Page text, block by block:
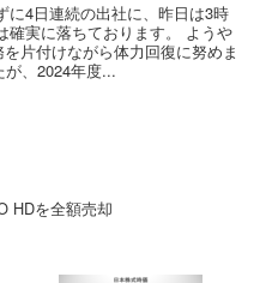
4日連続の出社に、昨日は3時
確実に落ちております。 ようや
片付けながら体力回復に努めま
、2024年度...
HDを全額売却